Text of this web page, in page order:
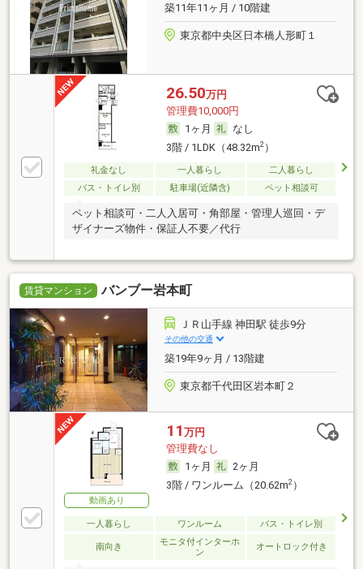
築11年11ヶ月 / 10階建
東京都中央区日本橋人形町１
26.50万円
管理費10,000円
1ヶ月
なし
3階 / 1LDK（48.32m2）
礼金なし 一人暮らし
二人暮らし
バス・トイレ別
駐車場(近隣含) ペット相談可
ペット相談可・二人入居可・角部屋・管理人巡回・デ
ザイナーズ物件・保証人不要／代行
賃貸マンション バンブー岩本町
ＪＲ山手線 神田駅 徒歩9分
その他の交通
築19年9ヶ月 / 13階建
東京都千代田区岩本町２
動画あり
11 万円
管理費なし
1ヶ月
2ヶ月
3階 / ワンルーム（20.62m2）
一人暮らし ワンルーム バス・トイレ別
南向き
モニタ付インターホ
ン
オートロック付き